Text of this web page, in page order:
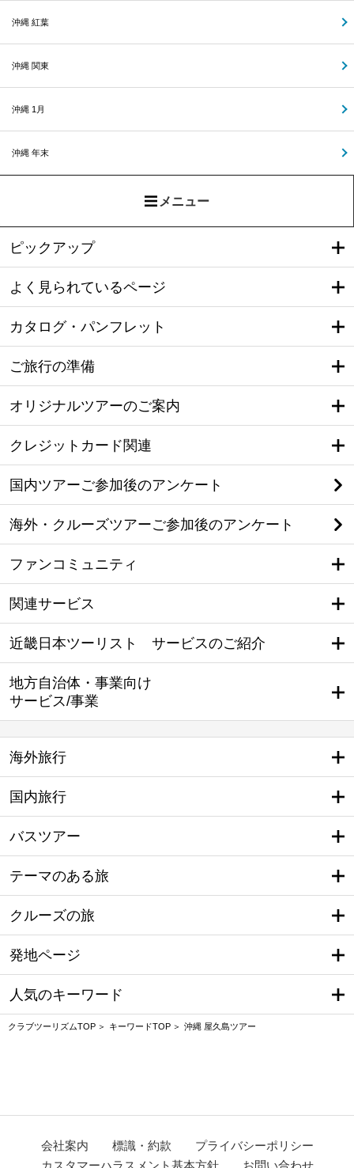
沖縄 紅葉
沖縄 関東
沖縄 1月
沖縄 年末
メニュー
ピックアップ
よく見られているページ
カタログ・パンフレット
ご旅行の準備
オリジナルツアーのご案内
クレジットカード関連
国内ツアーご参加後のアンケート
海外・クルーズツアーご参加後のアンケート
ファンコミュニティ
関連サービス
近畿日本ツーリスト サービスのご紹介
地方自治体・事業向け
サービス/事業
海外旅行
国内旅行
バスツアー
テーマのある旅
クルーズの旅
発地ページ
人気のキーワード
クラブツーリズムTOP キーワードTOP 沖縄 屋久島ツアー
会社案内 標識・約款
プライバシーポリシー
カスタマーハラスメント基本方針
お問い合わせ